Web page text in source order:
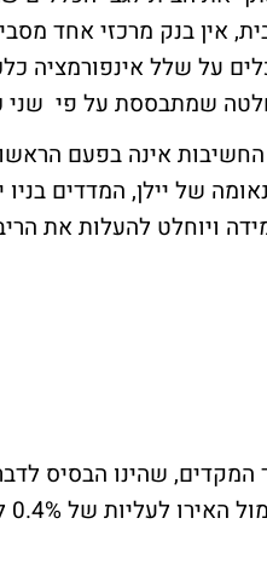
אין בנק מרכזי אחד
על שלל אינפורמציה
שמתבססת על פי שני
החשיבות אינה בפעם
של יילן, המדדים בניו
ויוחלט להעלות את
שהינו הבסיס
0.4% לשיא של כחודש וחצי -